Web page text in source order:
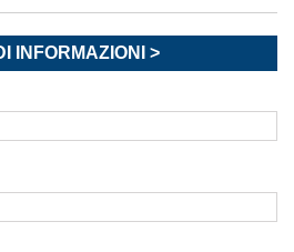
INFORMAZIONI >